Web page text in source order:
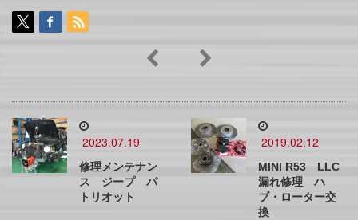
2023.07.19
修理メンテナン
ス ジープ パ
トリオット
2019.02.12
MINI R53 LLC
漏れ修理 ハ
ブ・ローター交
換